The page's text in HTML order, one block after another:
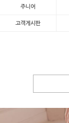
주니어
고객게시판